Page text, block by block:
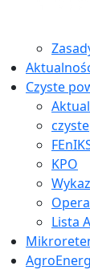
Czyste
KPO
Lista